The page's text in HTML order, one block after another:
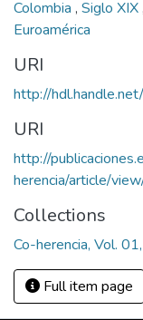
Colombia , Siglo XIX,
Euroamérica
URI
http://
URI
http://
herencia/article/
Collections
Co-herencia, Vol.
Full item page